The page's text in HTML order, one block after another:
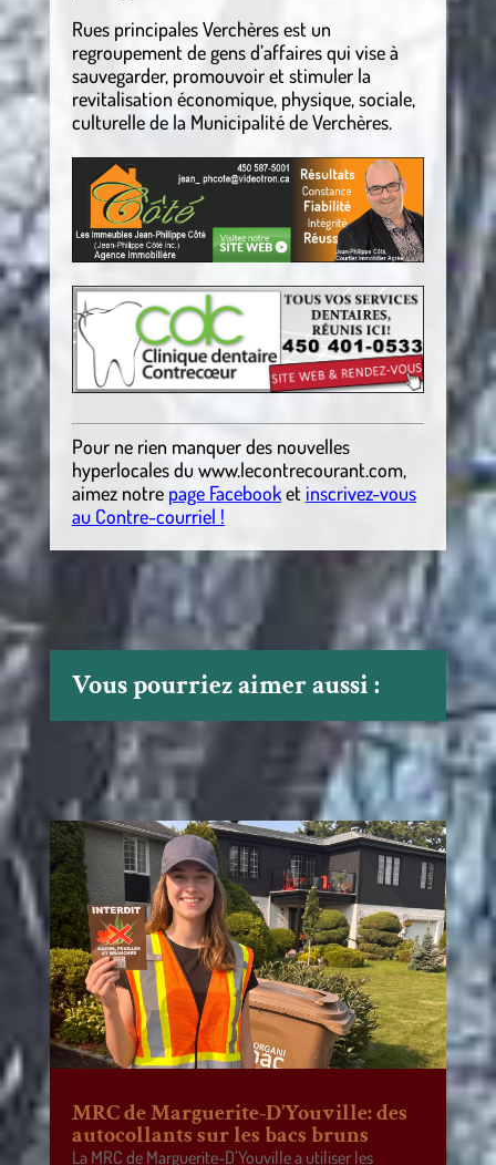
Rues principales Verchères est un
regroupement de gens d’affaires qui vise à
sauvegarder, promouvoir et stimuler la
revitalisation économique, physique, sociale,
culturelle de la Municipalité de Verchères.
Pour ne rien manquer des nouvelles
hyperlocales du www.lecontrecourant.com,
aimez notre page Facebooket inscrivez-vous
au Contre-courriel !
Vous pourriez aimer aussi :
MRC de Marguerite-D’Youville: des
autocollants sur les bacs bruns
La MRC de Marguerite-D’Youville a utiliser les